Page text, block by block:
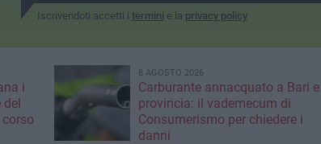
Iscrivendoti accetti i termini e la privacy policy
i
del
8 AGOSTO 2026
Carburante annacquato a Bari e
provincia: il vademecum di
Consumerismo per chiedere i
danni